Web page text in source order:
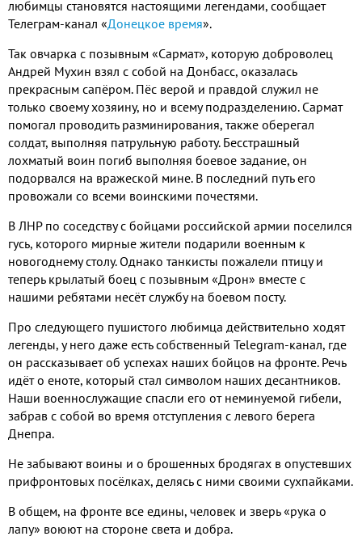
любимцы становятся настоящими легендами, сообщает
Телеграм-канал «Донецкое время».
Так овчарка с позывным «Сармат», которую доброволец
Андрей Мухин взял с собой на Донбасс, оказалась
прекрасным сапёром. Пёс верой и правдой служил не
только своему хозяину, но и всему подразделению. Сармат
помогал проводить разминирования, также оберегал
солдат, выполняя патрульную работу. Бесстрашный
лохматый воин погиб выполняя боевое задание, он
подорвался на вражеской мине. В последний путь его
провожали со всеми воинскими почестями.
В ЛНР по соседству с бойцами российской армии поселился
гусь, которого мирные жители подарили военным к
новогоднему столу. Однако танкисты пожалели птицу и
теперь крылатый боец с позывным «Дрон» вместе с
нашими ребятами несёт службу на боевом посту.
Про следующего пушистого любимца действительно ходят
легенды, у него даже есть собственный Telegram-канал, где
он рассказывает об успехах наших бойцов на фронте. Речь
идёт о еноте, который стал символом наших десантников.
Наши военнослужащие спасли его от неминуемой гибели,
забрав с собой во время отступления с левого берега
Днепра.
Не забывают воины и о брошенных бродягах в опустевших
прифронтовых посёлках, делясь с ними своими сухпайками.
В общем, на фронте все едины, человек и зверь «рука о
лапу» воюют на стороне света и добра.